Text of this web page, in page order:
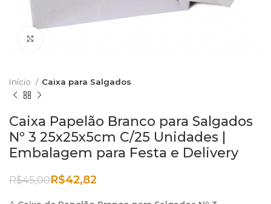
Início Caixa para Salgados
Caixa Papelão Branco para Salgados
Nº 3 25x25x5cm C/25 Unidades |
Embalagem para Festa e Delivery
R$45,00R$42,82